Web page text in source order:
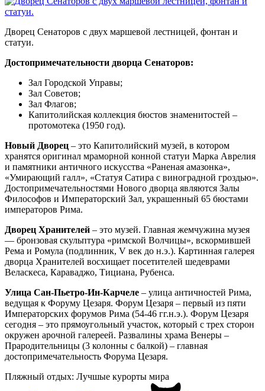
Дворец Сенаторов с двух маршевой лестницей, фонтан и
статуи.
Достопримечательности дворца Сенаторов:
Зал Городской Управы;
Зал Советов;
Зал Флагов;
Капитолийская коллекция бюстов знаменитостей –
протомотека (1950 год).
Новый Дворец – это Капитолийский музей, в котором
хранятся оригинал мраморной конной статуи Марка Аврелия
и памятники античного искусства «Раненая амазонка»,
«Умирающий галл», «Статуя Сатира с виноградной гроздью».
Достопримечательностями Нового дворца являются Залы
Философов и Императорский Зал, украшенный 65 бюстами
императоров Рима.
Дворец Хранителей – это музей. Главная жемчужина музея
— бронзовая скульптура «римской Волчицы», вскормившей
Рема и Ромула (подлинник, V век до н.э.). Картинная галерея
дворца Хранителей восхищает посетителей шедеврами
Веласкеса, Караваджо, Тициана, Рубенса.
Улица Сан-Пьетро-Ин-Карчеле – улица античностей Рима,
ведущая к Форуму Цезаря. Форум Цезаря – первый из пяти
Императорских форумов Рима (54-46 гг.н.э.). Форум Цезаря
сегодня – это прямоугольный участок, который с трех сторон
окружен арочной галереей. Развалины храма Венеры –
Прародительницы (3 колонны с балкой) – главная
достопримечательность Форума Цезаря.
Пляжный отдых: Лучшые курорты мира